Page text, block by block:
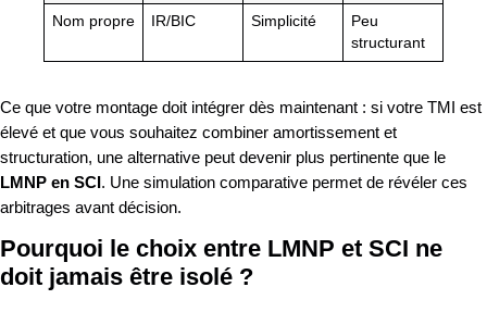
Nom propre IR/BIC Simplicité
Peu
structurant
Ce que votre montage doit intégrer dès maintenant : si votre TMI est
élevé et que vous souhaitez combiner amortissement et
structuration, une alternative peut devenir plus pertinente que le
LMNP en SCI. Une simulation comparative permet de révéler ces
arbitrages avant décision.
Pourquoi le choix entre LMNP et SCI ne
doit jamais être isolé ?